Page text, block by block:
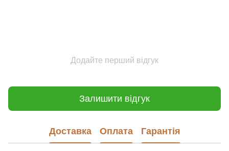
Додайте перший відгук
Залишити відгук
Доставка Оплата Гарантія